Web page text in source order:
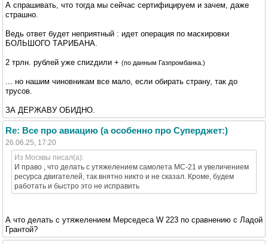
А спрашивать, что тогда мы сейчас сертифицируем и зачем, даже
страшно.
Ведь ответ будет неприятный : идет операция по маскировки
БОЛЬШОГО ТАРИБАНА.
2 трлн. рублей уже спиzдили + (по данным Газпромбанка.)
... но нашим чиновникам все мало, если обирать страну, так до
трусов.
ЗА ДЕРЖАВУ ОБИДНО.
Re: Все про авиацию (а особенно про Суперджет:)
26.06.25, 17:20
Из Москвы писал(а):
И право , что делать с утяжелением самолета МС-21 и увеличением
ресурса двигателей, так внятно никто и не сказал. Кроме, будем
работать и быстро это не исправить
А что делать с утяжелением Мерседеса W 223 по сравнению с Ладой
Грантой?